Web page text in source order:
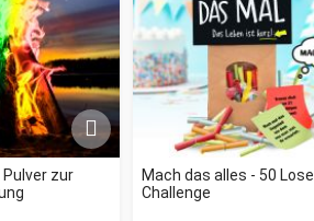
zur
Mach das alles - 50 Lose
Challenge